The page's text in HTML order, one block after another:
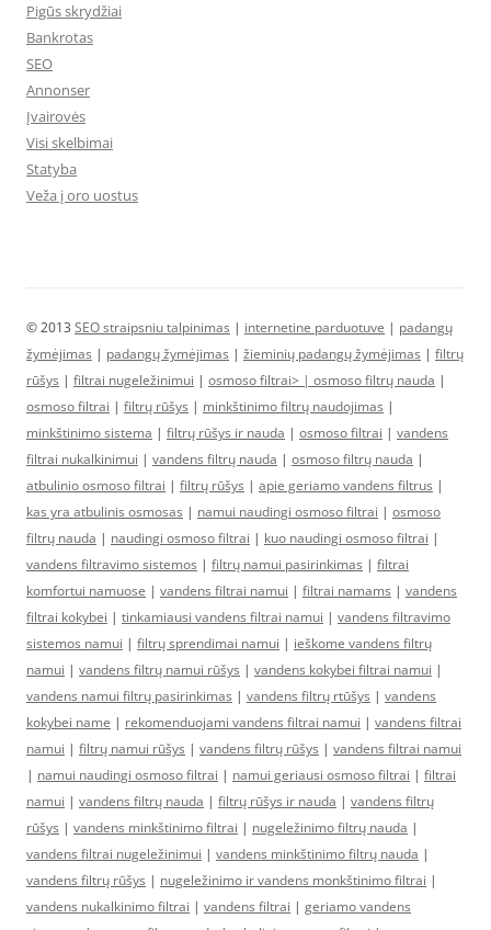
Pigūs skrydžiai
Bankrotas
SEO
Annonser
Įvairovės
Visi skelbimai
Statyba
Veža į oro uostus
© 2013 SEO straipsniu talpinimas | internetine parduotuve | padangų
žymėjimas | padangų žymėjimas | žieminių padangų žymėjimas | filtrų
rūšys | filtrai nugeležinimui | osmoso filtrai> | osmoso filtrų nauda |
osmoso filtrai | filtrų rūšys | minkštinimo filtrų naudojimas |
minkštinimo sistema | filtrų rūšys ir nauda | osmoso filtrai | vandens
filtrai nukalkinimui | vandens filtrų nauda | osmoso filtrų nauda |
atbulinio osmoso filtrai | filtrų rūšys | apie geriamo vandens filtrus |
kas yra atbulinis osmosas | namui naudingi osmoso filtrai | osmoso
filtrų nauda | naudingi osmoso filtrai | kuo naudingi osmoso filtrai |
vandens filtravimo sistemos | filtrų namui pasirinkimas | filtrai
komfortui namuose | vandens filtrai namui | filtrai namams | vandens
filtrai kokybei | tinkamiausi vandens filtrai namui | vandens filtravimo
sistemos namui | filtrų sprendimai namui | ieškome vandens filtrų
namui | vandens filtrų namui rūšys | vandens kokybei filtrai namui |
vandens namui filtrų pasirinkimas | vandens filtrų rtūšys | vandens
kokybei name | rekomenduojami vandens filtrai namui | vandens filtrai
namui | filtrų namui rūšys | vandens filtrų rūšys | vandens filtrai namui
| namui naudingi osmoso filtrai | namui geriausi osmoso filtrai | filtrai
namui | vandens filtrų nauda | filtrų rūšys ir nauda | vandens filtrų
rūšys | vandens minkštinimo filtrai | nugeležinimo filtrų nauda |
vandens filtrai nugeležinimui | vandens minkštinimo filtrų nauda |
vandens filtrų rūšys | nugeležinimo ir vandens monkštinimo filtrai |
vandens nukalkinimo filtrai | vandens filtrai | geriamo vandens